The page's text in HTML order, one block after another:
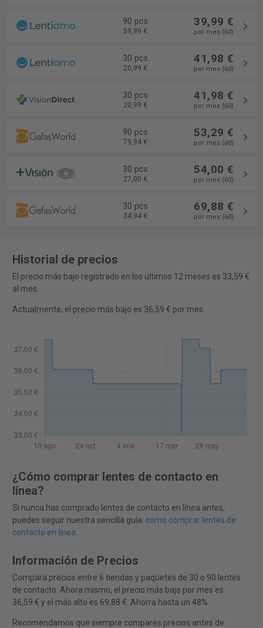
90 pcs
59,99 €
39,99 €
por mes (60)
30 pcs
20,99 €
41,98 €
por mes (60)
30 pcs
20,99 €
41,98 €
por mes (60)
90 pcs
79,94 €
53,29 €
por mes (60)
30 pcs
27,00 €
54,00 €
por mes (60)
30 pcs
34,94 €
69,88 €
por mes (60)
Historial de precios
El precio más bajo registrado en los últimos 12 meses es 33,59 €
al mes.
Actualmente, el precio más bajo es 36,59 € por mes.
¿Cómo comprar lentes de contacto en
línea?
Si nunca has comprado lentes de contacto en línea antes,
puedes seguir nuestra sencilla guía: cómo comprar lentes de
contacto en línea.
Información de Precios
Compara precios entre 6 tiendas y paquetes de 30 o 90 lentes
de contacto. Ahora mismo, el precio más bajo por mes es
36,59 € y el más alto es 69,88 €. Ahorra hasta un 48%.
Recomendamos que siempre compares precios antes de